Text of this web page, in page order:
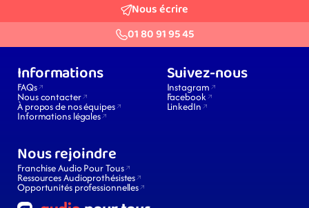
Nous écrire
01 80 91 95 45
Informations
FAQs
Nous contacter
À propos de nos équipes
Informations légales
Suivez-nous
Instagram
Facebook
LinkedIn
Nous rejoindre
Franchise Audio Pour Tous
Ressources Audioprothésistes
Opportunités professionnelles